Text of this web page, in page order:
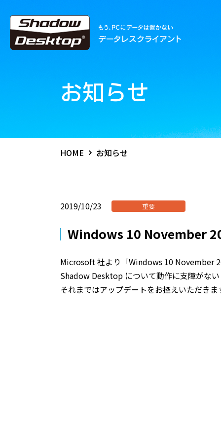
お知らせ
HOME お知らせ
2019/10/23 重要
Windows 10 November
Microsoft 社より「Windows 10 November
Shadow Desktop について動作に支障がな
それまではアップデートをお控えいただきま